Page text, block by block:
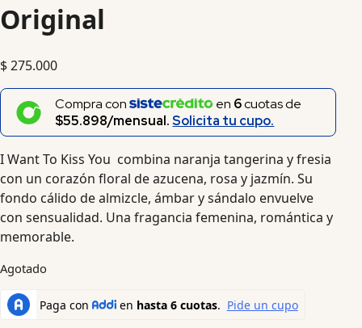
Original
$275.000
Compra con en 6cuotas de
$55.898/mensual.Solicita tu cupo.
I Want To Kiss You combina naranja tangerina y fresia
con un corazón floral de azucena, rosa y jazmín. Su
fondo cálido de almizcle, ámbar y sándalo envuelve
con sensualidad. Una fragancia femenina, romántica y
memorable.
Agotado